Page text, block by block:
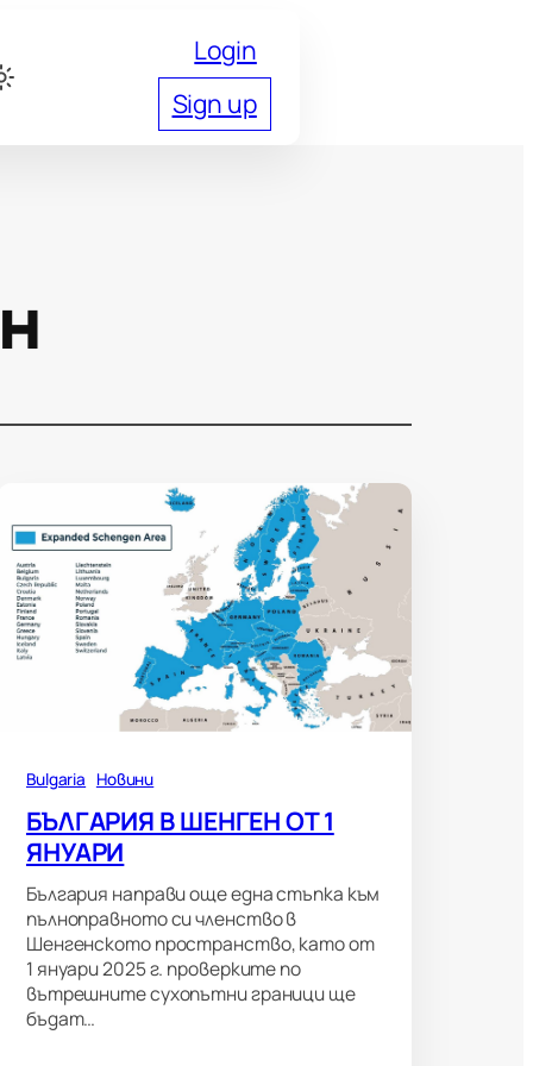
Login
Sign up
Bulgaria Новини
БЪЛГАРИЯ В ШЕНГЕН ОТ 1
ЯНУАРИ
България направи още една стъпка към
пълноправното си членство в
Шенгенското пространство, като от
1 януари 2025 г. проверките по
вътрешните сухопътни граници ще
бъдат…